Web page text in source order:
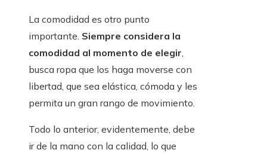
La comodidad es otro punto
importante. Siempre considera la
comodidad al momento de elegir,
busca ropa que los haga moverse con
libertad, que sea elástica, cómoda y les
permita un gran rango de movimiento.
Todo lo anterior, evidentemente, debe
ir de la mano con la calidad, lo que